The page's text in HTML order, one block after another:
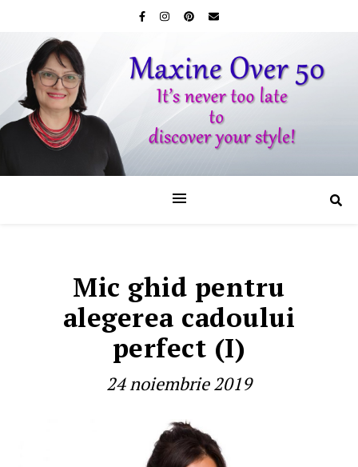
Mic ghid pentru
alegerea cadoului
perfect (I)
24 noiembrie 2019